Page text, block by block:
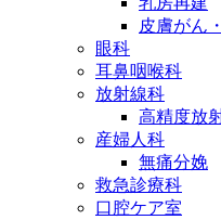
皮膚がん
眼科
耳鼻咽喉科
放射線科
高精度放
産婦人科
無痛分娩
救急診療科
口腔ケア室